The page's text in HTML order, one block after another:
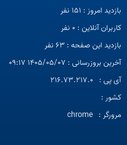
بازدید امروز : 151 نفر
کاربران آنلاین : 0 نفر
بازدید این صفحه : 63 نفر
آخرین بروزرسانی : 1405/05/07 09:17
آی پی : 216.73.217.0
کشور :
مرورگر : chrome